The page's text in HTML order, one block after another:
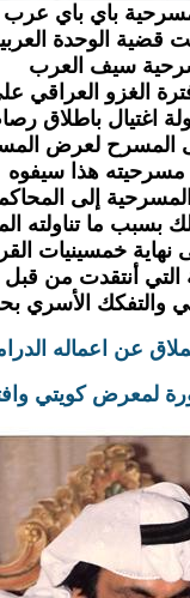
باي باي عرب
قضية الوحدة
سيف العرب
الغزو العراقي
اغتيال باطلاق
المسرح لعرض
مسرحيته هذا سيفوه
إلى
بسبب ما تناولته
نهاية خمسينيات
أنتقدت من قبل
والتفكك الأسري
عن اعماله
لمعرض كويتي